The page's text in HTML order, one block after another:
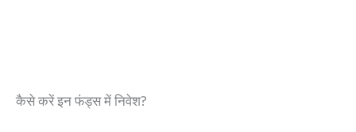
कैसे करें इन फंड्स में निवेश?